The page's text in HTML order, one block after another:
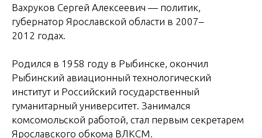
Вахруков Сергей Алексеевич — политик,
губернатор Ярославской области в 2007–
2012 годах.
Родился в 1958 году в Рыбинске, окончил
Рыбинский авиационный технологический
институт и Российский государственный
гуманитарный университет. Занимался
комсомольской работой, стал первым секретарем
Ярославского обкома ВЛКСМ.